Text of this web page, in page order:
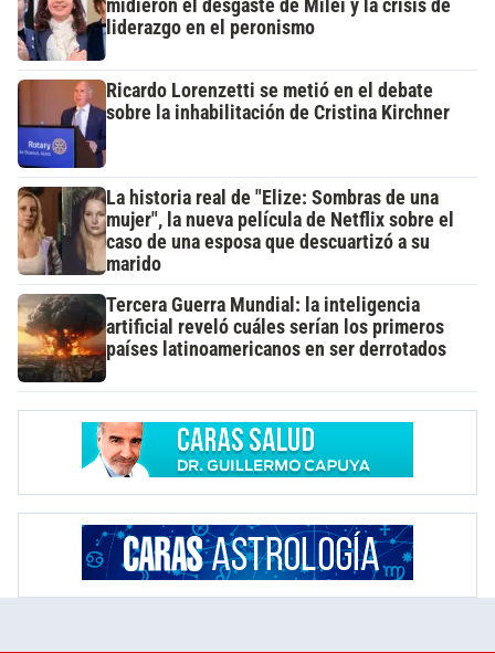
midieron el desgaste de Milei y la crisis de
liderazgo en el peronismo
Ricardo Lorenzetti se metió en el debate
sobre la inhabilitación de Cristina Kirchner
La historia real de "Elize: Sombras de una
mujer", la nueva película de Netflix sobre el
caso de una esposa que descuartizó a su
marido
Tercera Guerra Mundial: la inteligencia
artificial reveló cuáles serían los primeros
países latinoamericanos en ser derrotados